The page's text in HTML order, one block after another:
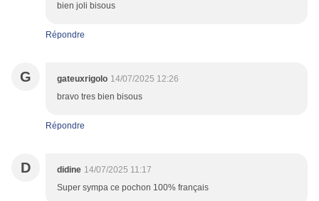
bien joli bisous
Répondre
G gateuxrigolo 14/07/2025 12:26
bravo tres bien bisous
Répondre
D didine 14/07/2025 11:17
Super sympa ce pochon 100% français